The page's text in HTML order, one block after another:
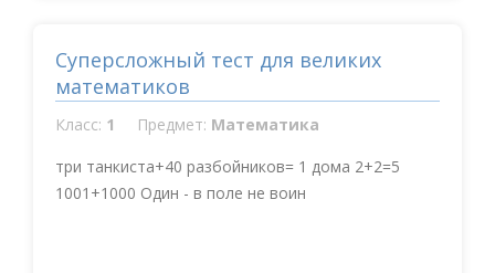
Суперсложный тест для великих
математиков
Класс: 1 Предмет: Математика
три танкиста+40 разбойников= 1 дома 2+2=5
1001+1000 Один - в поле не воин